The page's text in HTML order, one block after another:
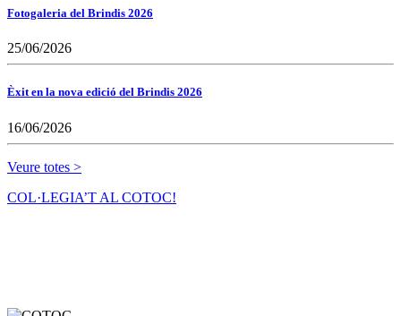
Fotogaleria del Brindis 2026
25/06/2026
Èxit en la nova edició del Brindis 2026
16/06/2026
Veure totes >
COL·LEGIA’T AL COTOC!